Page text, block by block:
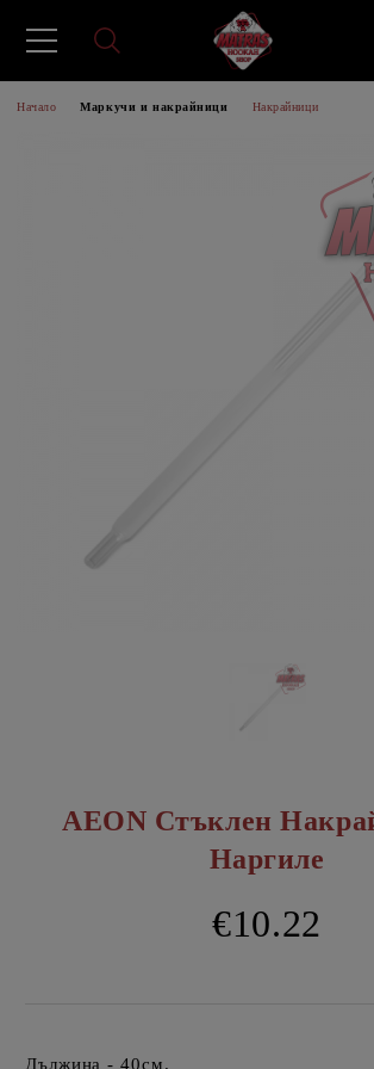
Начало Маркучи и накрайници Накрайници
AEON Стъклен
Наргиле
€10.22
Дължина - 40см.